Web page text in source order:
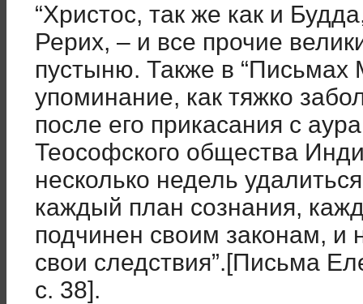
“Христос, так же как и
Рерих, – и все прочие
пустыню. Также в “Письмах
упоминание, как тяжко
после его прикасания с
Теософского общества
несколько недель
каждый план сознания,
подчинен своим законам, и
свои следствия”.[Письма
с. 38].